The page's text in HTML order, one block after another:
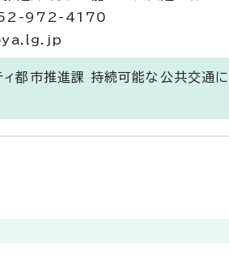
972-4170
都市推進課 持続可能な公共交通